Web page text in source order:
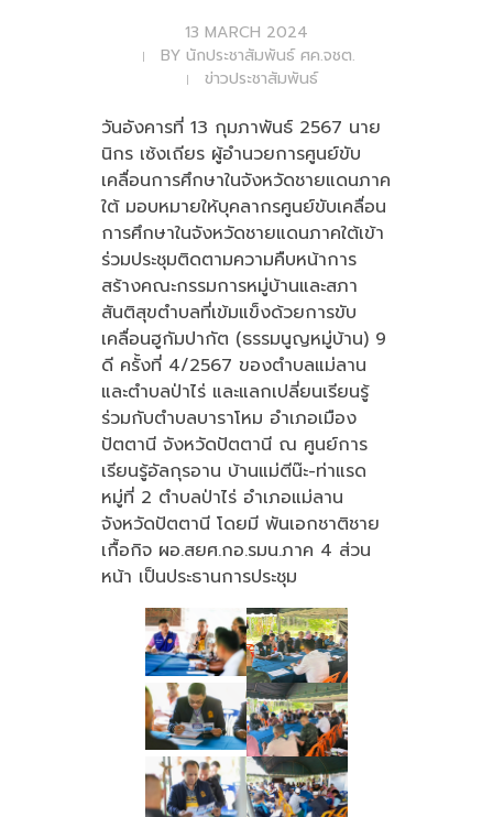
13 MARCH 2024
BY นักประชาสัมพันธ์ ศค.จชต.
ข่าวประชาสัมพันธ์
วันอังคารที่ 13 กุมภาพันธ์ 2567 นาย
นิกร เซ้งเถียร ผู้อำนวยการศูนย์ขับ
เคลื่อนการศึกษาในจังหวัดชายแดนภาค
ใต้ มอบหมายให้บุคลากรศูนย์ขับเคลื่อน
การศึกษาในจังหวัดชายแดนภาคใต้เข้า
ร่วมประชุมติดตามความคืบหน้าการ
สร้างคณะกรรมการหมู่บ้านและสภา
สันติสุขตำบลที่เข้มแข็งด้วยการขับ
เคลื่อนฮูกัมปากัต (ธรรมนูญหมู่บ้าน) 9
ดี ครั้งที่ 4/2567 ของตำบลแม่ลาน
และตำบลป่าไร่ และแลกเปลี่ยนเรียนรู้
ร่วมกับตำบลบาราโหม อำเภอเมือง
ปัตตานี จังหวัดปัตตานี ณ ศูนย์การ
เรียนรู้อัลกุรอาน บ้านแม่ตีน๊ะ-ท่าแรด
หมู่ที่ 2 ตำบลป่าไร่ อำเภอแม่ลาน
จังหวัดปัตตานี โดยมี พันเอกชาติชาย
เกื้อกิจ ผอ.สยศ.กอ.รมน.ภาค 4 ส่วน
หน้า เป็นประธานการประชุม